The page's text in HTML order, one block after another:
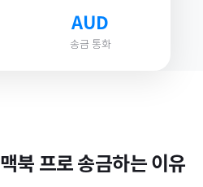
AUD
송금 통화
맥북 프로 송금하는 이유